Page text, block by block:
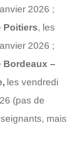
2026 ;
Poitiers, les
2026 ;
Bordeaux –
les vendredi
(pas de
mais